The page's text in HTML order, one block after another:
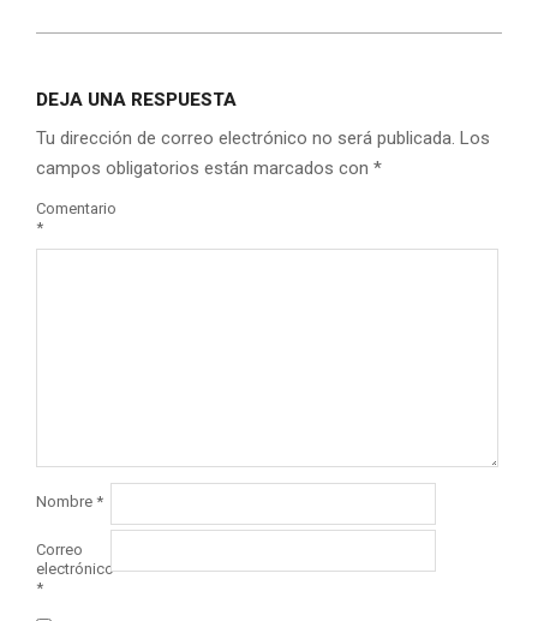
DEJA UNA RESPUESTA
Tu dirección de correo electrónico no será publicada. Los
campos obligatorios están marcados con *
Comentario
*
Nombre *
Correo
electrónico
*